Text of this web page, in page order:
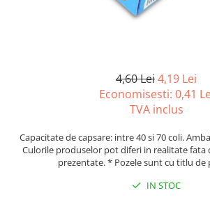
Produse si rechizite scolare
Caiete si produse din hartie
4,60 Lei4,19 Lei
Economisesti: 0,41
TVA inclus
Capacitate de capsare: intre 40 si 70 coli.
Culorile produselor pot diferi in realitate fata
prezentate. * Pozele sunt cu titlu de
IN STOC